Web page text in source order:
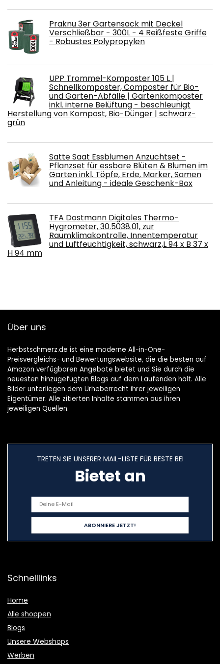
Praknu 3er Gartensack mit Deckel
Verschließbar - 300L - 4 Reißfeste Griffe
- Robustes Polypropylen
UPP Trommel-Komposter 105 L |
Schnellkomposter, Composter für Bio-
und Garten-Abfälle | Gartenkomposter
inkl. interne Belüftung - beschleunigt
Herstellung von Kompost, Bio-Dünger | schwarz-
grün
Satte Saat Essblumen Anzuchtset -
Pflanzset für essbare Blüten & Blumen im
Garten inkl. Töpfe, Erde, Marker, Samen
und Anleitung - ideale Geschenk-Box
TFA Dostmann Digitales Thermo-
Hygrometer, 30.5038.01, zur
Raumklimakontrolle, Innentemperatur
und Luftfeuchtigkeit, schwarz,L 94 x B 37 x
H 94 mm
Über uns
Herbstschmerz.de ist eine moderne All-in-One-
Preisvergleichs- und Bewertungswebsite, die die besten auf
Amazon verfügbaren Angebote bietet und Sie durch die
neuesten hinzugefügten Blogs auf dem Laufenden hält. Alle
Bilder unterliegen dem Urheberrecht ihrer jeweiligen
Eigentümer. Alle zitierten Inhalte stammen aus ihren
jeweiligen Quellen.
TRETEN SIE UNSERER MAIL-LISTE FÜR BESTE BEI
Bietet an
Schnelllinks
Home
Alle shoppen
Blogs
Unsere Webshops
Werben